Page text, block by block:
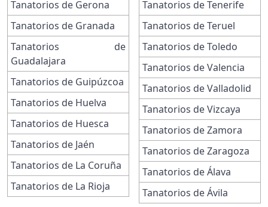
Tanatorios de Gerona
Tanatorios de Granada
Tanatorios de
Guadalajara
Tanatorios de Guipúzcoa
Tanatorios de Huelva
Tanatorios de Huesca
Tanatorios de Jaén
Tanatorios de La Coruña
Tanatorios de La Rioja
Tanatorios de Tenerife
Tanatorios de Teruel
Tanatorios de Toledo
Tanatorios de Valencia
Tanatorios de Valladolid
Tanatorios de Vizcaya
Tanatorios de Zamora
Tanatorios de Zaragoza
Tanatorios de Álava
Tanatorios de Ávila